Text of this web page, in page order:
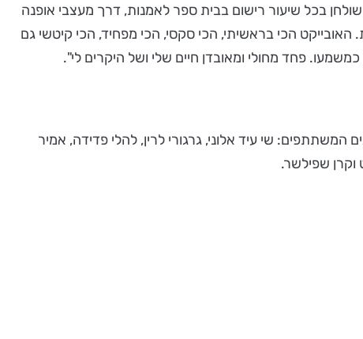
בכל שיעור רישום בבית ספר לאמנות, דרך מעצבי אופנה
הכי בראשיתי, הכי סקסי, הכי מפחיד, הכי קיטשי גם
פחד מחולי ומאובדן חיים שלי ושל היקרים לי".
שי עיד אלוני, גרגורי לרין, להלי פדידה, אמיר
וקרן שפילשר.